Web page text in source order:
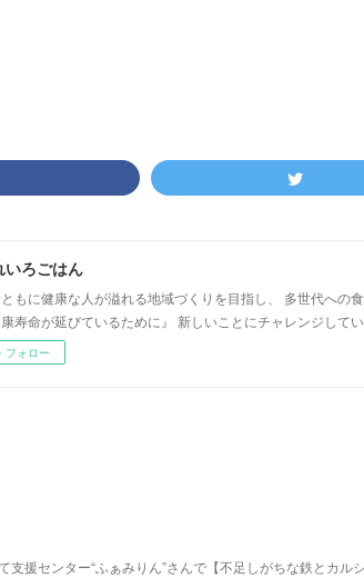
いろごはん
もに健康な人が溢れる地域づくりを目指し、 多世代への
寿命が延びているために』 新しいことにチャレンジしてい
フォロー
支援センター“ふぁみりん”さんで【不足しがちな鉄とカル